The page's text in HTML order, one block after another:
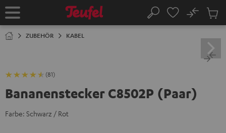
Startseite Suche
No
ZUBEHÖR KABEL
(81)
Bananenstecker C8502P (Paar)
Farbe: Schwarz / Rot